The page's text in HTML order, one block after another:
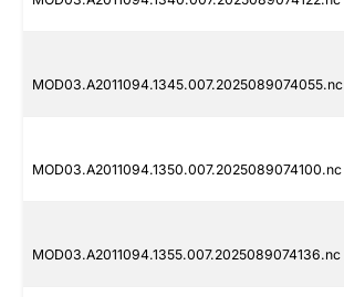
MOD03.A2011094.1345.007.2025089074055.nc
MOD03.A2011094.1350.007.2025089074100.nc
MOD03.A2011094.1355.007.2025089074136.nc